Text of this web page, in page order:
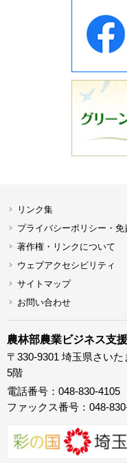
リンク集
プライバシーポリシー・免
著作権・リンクについて
ウェブアクセシビリティ
サイトマップ
お問い合わせ
農林部農業ビジネス支
〒330-9301 埼玉県さい
5階
電話番号：048-830-4105
ファックス番号：048-